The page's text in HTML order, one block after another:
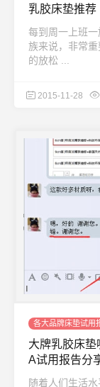
乳胶床垫推荐
每到周一上班
族来说，非常
的放松 ...
2015-11-28
各大品牌床垫试用
大牌乳胶床
A试用报告分
随着人们生活